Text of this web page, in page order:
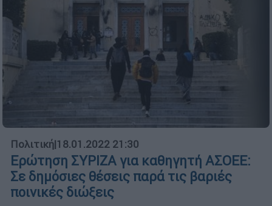
Πολιτική|18.01.2022 21:30
Ερώτηση ΣΥΡΙΖΑ για καθηγητή ΑΣΟΕΕ:
Σε δημόσιες θέσεις παρά τις βαριές
ποινικές διώξεις